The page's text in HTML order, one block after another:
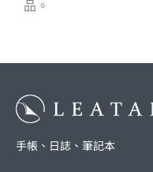
品。
手帳、日誌、筆記本